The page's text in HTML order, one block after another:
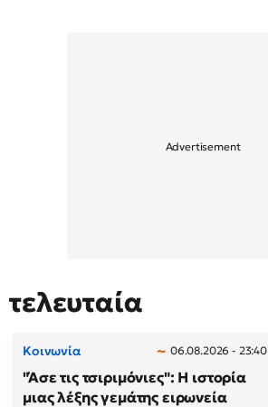
τελευταία
Κοινωνία 06.08.2026 - 23:40
"Άσε τις τσιριμόνιες": Η ιστορία
μιας λέξης γεμάτης ειρωνεία